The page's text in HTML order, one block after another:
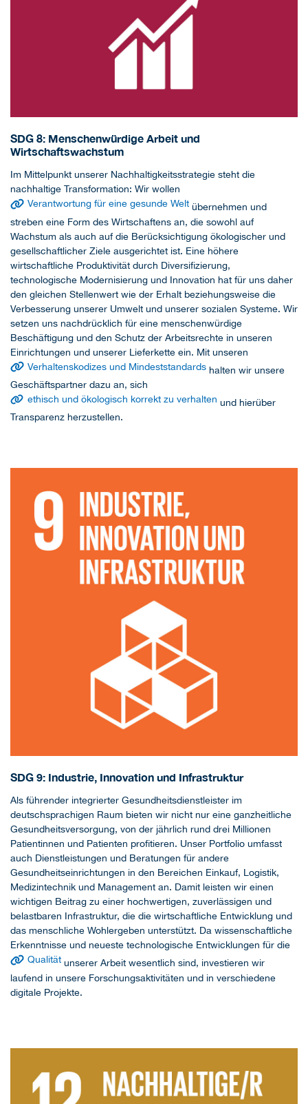
SDG 8: Menschenwürdige Arbeit und
Wirtschaftswachstum
Im Mittelpunkt unserer Nachhaltigkeitsstrategie steht die
nachhaltige Transformation: Wir wollen
Verantwortung für eine gesunde Welt übernehmen und
streben eine Form des Wirtschaftens an, die sowohl auf
Wachstum als auch auf die Berücksichtigung ökologischer und
gesellschaftlicher Ziele ausgerichtet ist. Eine höhere
wirtschaftliche Produktivität durch Diversifizierung,
technologische Modernisierung und Innovation hat für uns daher
den gleichen Stellenwert wie der Erhalt beziehungsweise die
Verbesserung unserer Umwelt und unserer sozialen Systeme. Wir
setzen uns nachdrücklich für eine menschenwürdige
Beschäftigung und den Schutz der Arbeitsrechte in unseren
Einrichtungen und unserer Lieferkette ein. Mit unseren
Verhaltenskodizes und Mindeststandards halten wir unsere
Geschäftspartner dazu an, sich
ethisch und ökologisch korrekt zu verhalten und hierüber
Transparenz herzustellen.
SDG 9: Industrie, Innovation und Infrastruktur
Als führender integrierter Gesundheitsdienstleister im
deutschsprachigen Raum bieten wir nicht nur eine ganzheitliche
Gesundheitsversorgung, von der jährlich rund drei Millionen
Patientinnen und Patienten profitieren. Unser Portfolio umfasst
auch Dienstleistungen und Beratungen für andere
Gesundheitseinrichtungen in den Bereichen Einkauf, Logistik,
Medizintechnik und Management an. Damit leisten wir einen
wichtigen Beitrag zu einer hochwertigen, zuverlässigen und
belastbaren Infrastruktur, die die wirtschaftliche Entwicklung und
das menschliche Wohlergeben unterstützt. Da wissenschaftliche
Erkenntnisse und neueste technologische Entwicklungen für die
Qualität unserer Arbeit wesentlich sind, investieren wir
laufend in unsere Forschungsaktivitäten und in verschiedene
digitale Projekte.